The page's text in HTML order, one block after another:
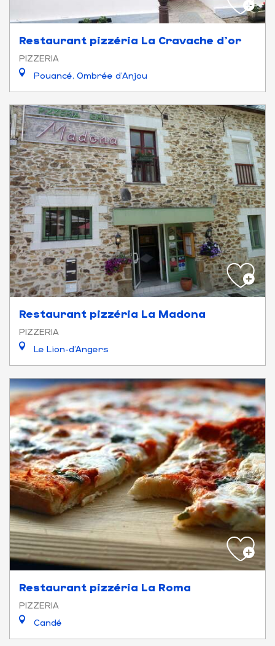
Restaurant pizzéria La Cravache d'or
PIZZERIA
Pouancé, Ombrée d'Anjou
Restaurant pizzéria La Madona
PIZZERIA
Le Lion-d'Angers
Restaurant pizzéria La Roma
PIZZERIA
Candé